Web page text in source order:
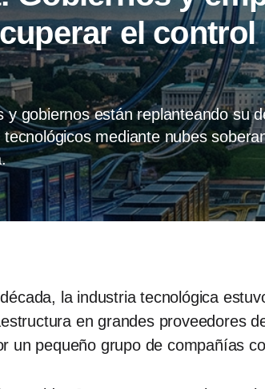
el control
y gobiernos están replanteando su
mediante nubes
la industria tecnológica
en grandes proveedores
un pequeño grupo de compañías